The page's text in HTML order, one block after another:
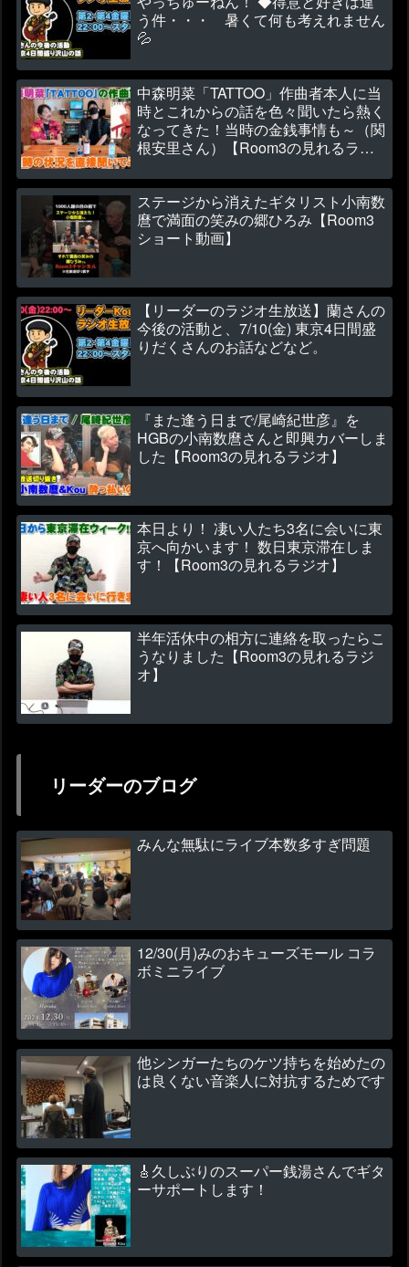
う件・・・ 暑くて何も考えれません
💦
中森明菜「TATTOO」作曲者本人に当
時とこれからの話を色々聞いたら熱く
なってきた！当時の金銭事情も～（関
根安里さん）【Room3の見れるラジ
ステージから消えたギタリスト小南数
麿で満面の笑みの郷ひろみ【Room3
ショート動画】
【リーダーのラジオ生放送】蘭さんの
今後の活動と、7/10(金) 東京4日間盛
りだくさんのお話などなど。
『また逢う日まで/尾崎紀世彦』を
HGBの小南数麿さんと即興カバーしま
した【Room3の見れるラジオ】
本日より！ 凄い人たち3名に会いに東
京へ向かいます！ 数日東京滞在しま
す！【Room3の見れるラジオ】
半年活休中の相方に連絡を取ったらこ
うなりました【Room3の見れるラジ
オ】
リーダーのブログ
みんな無駄にライブ本数多すぎ問題
12/30(月)みのおキューズモール コラ
ボミニライブ
他シンガーたちのケツ持ちを始めたの
は良くない音楽人に対抗するためです
🎸久しぶりのスーパー銭湯さんでギタ
ーサポートします！